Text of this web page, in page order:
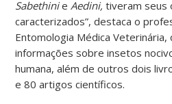
Sabethinie Aedini, tiveram seus
caracterizados”, destaca o
Entomologia Médica Veterinária,
informações sobre insetos
humana, além de outros dois
e 80 artigos científicos.